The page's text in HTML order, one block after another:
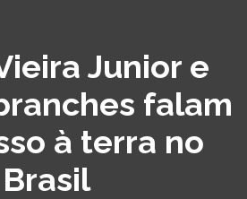
Junior e
falam
à terra no
Brasil